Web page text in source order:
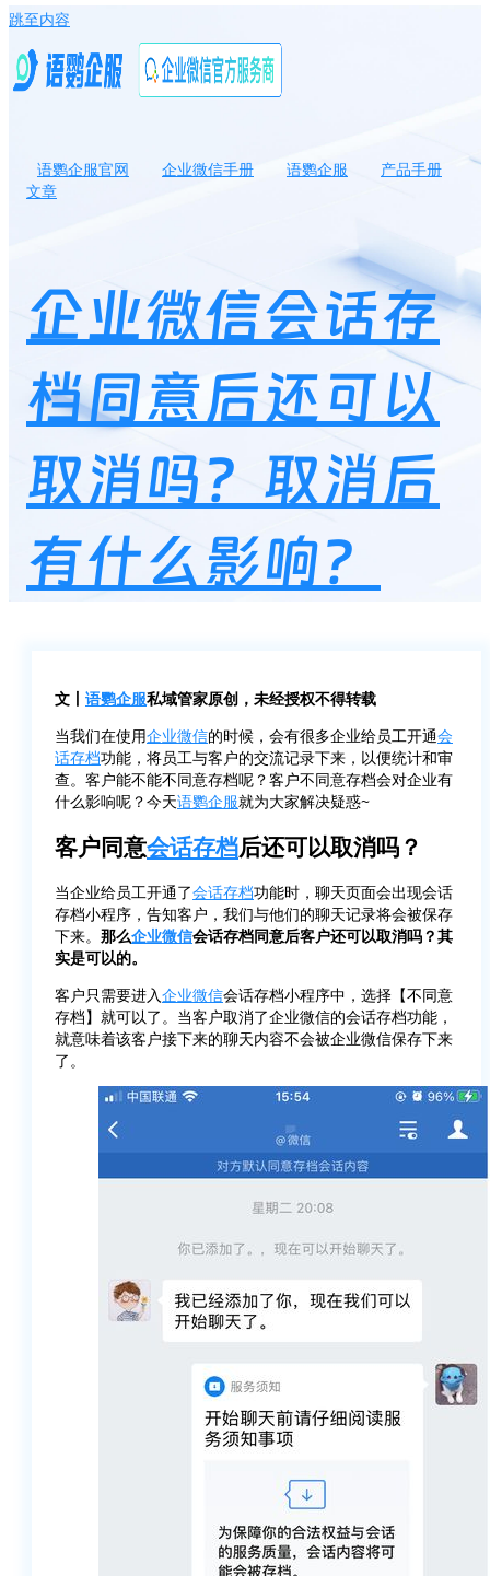
跳至内容
语鹦企服官网 企业微信手册 语鹦企服
产品手册
文章
企业微信会话存
档同意后还可以
取消吗？取消后
有什么影响？
文丨 语鹦企服私域管家原创，未经授权不得转载
当我们在使用企业微信的时候，会有很多企业给员工开通会
话存档功能，将员工与客户的交流记录下来，以便统计和审
查。客户能不能不同意存档呢？客户不同意存档会对企业有
什么影响呢？今天语鹦企服就为大家解决疑惑~
客户同意会话存档后还可以取消吗？
当企业给员工开通了会话存档功能时，聊天页面会出现会话
存档小程序，告知客户，我们与他们的聊天记录将会被保存
下来。 那么企业微信会话存档同意后客户还可以取消吗？其
实是可以的。
客户只需要进入企业微信会话存档小程序中，选择【不同意
存档】就可以了。当客户取消了企业微信的会话存档功能，
就意味着该客户接下来的聊天内容不会被企业微信保存下来
了。